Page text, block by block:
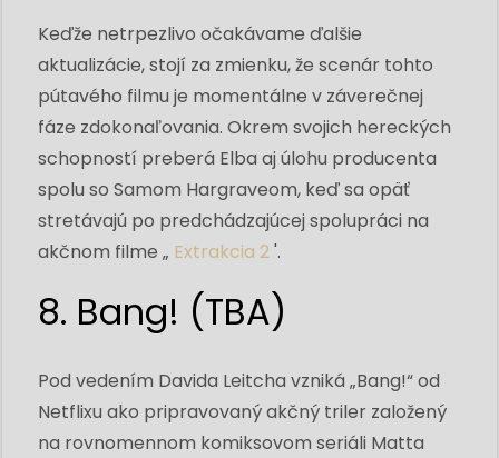
Keďže netrpezlivo očakávame ďalšie
aktualizácie, stojí za zmienku, že scenár tohto
pútavého filmu je momentálne v záverečnej
fáze zdokonaľovania. Okrem svojich hereckých
schopností preberá Elba aj úlohu producenta
spolu so Samom Hargraveom, keď sa opäť
stretávajú po predchádzajúcej spolupráci na
akčnom filme „ Extrakcia 2'.
8. Bang! (TBA)
Pod vedením Davida Leitcha vzniká „Bang!“ od
Netflixu ako pripravovaný akčný triler založený
na rovnomennom komiksovom seriáli Matta